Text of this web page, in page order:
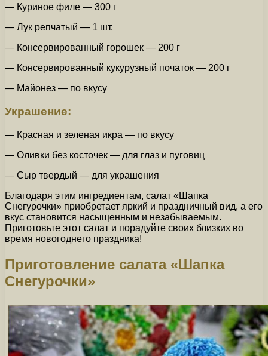
— Куриное филе — 300 г
— Лук репчатый — 1 шт.
— Консервированный горошек — 200 г
— Консервированный кукурузный початок — 200 г
— Майонез — по вкусу
Украшение:
— Красная и зеленая икра — по вкусу
— Оливки без косточек — для глаз и пуговиц
— Сыр твердый — для украшения
Благодаря этим ингредиентам, салат «Шапка
Снегурочки» приобретает яркий и праздничный вид, а его
вкус становится насыщенным и незабываемым.
Приготовьте этот салат и порадуйте своих близких во
время новогоднего праздника!
Приготовление салата «Шапка
Снегурочки»